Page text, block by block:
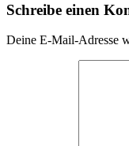
Schreibe einen
Deine E-Mail-Adresse